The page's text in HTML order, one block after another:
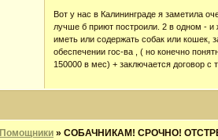
Вот у нас в Калининграде я заметила
лучше б приют построили. 2 в одном -
иметь или содержать собак или кошек,
обеспечении гос-ва , ( но конечно
150000 в мес) + заключается договор с
Помощники »СОБАЧНИКАМ! СРОЧНО!